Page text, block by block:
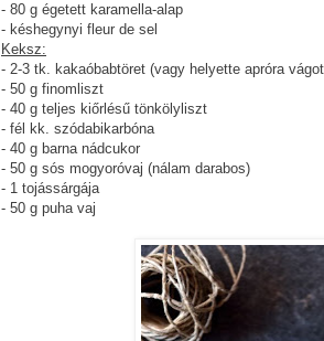
- 80 g égetett karamella-alap
- késhegynyi fleur de sel
Keksz:
- 2-3 tk. kakaóbabtöret (vagy helyette apróra
- 50 g finomliszt
- 40 g teljes kiőrlésű tönkölyliszt
- fél kk. szódabikarbóna
- 40 g barna nádcukor
- 50 g sós mogyoróvaj (nálam darabos)
- 1 tojássárgája
- 50 g puha vaj